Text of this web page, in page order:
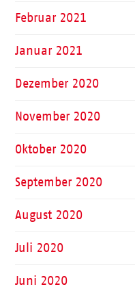
Februar 2021
Januar 2021
Dezember 2020
November 2020
Oktober 2020
September 2020
August 2020
Juli 2020
Juni 2020